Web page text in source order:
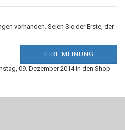
vorhanden. Seien Sie der Erste, der
IHRE MEINUNG
09. Dezember 2014 in den Shop